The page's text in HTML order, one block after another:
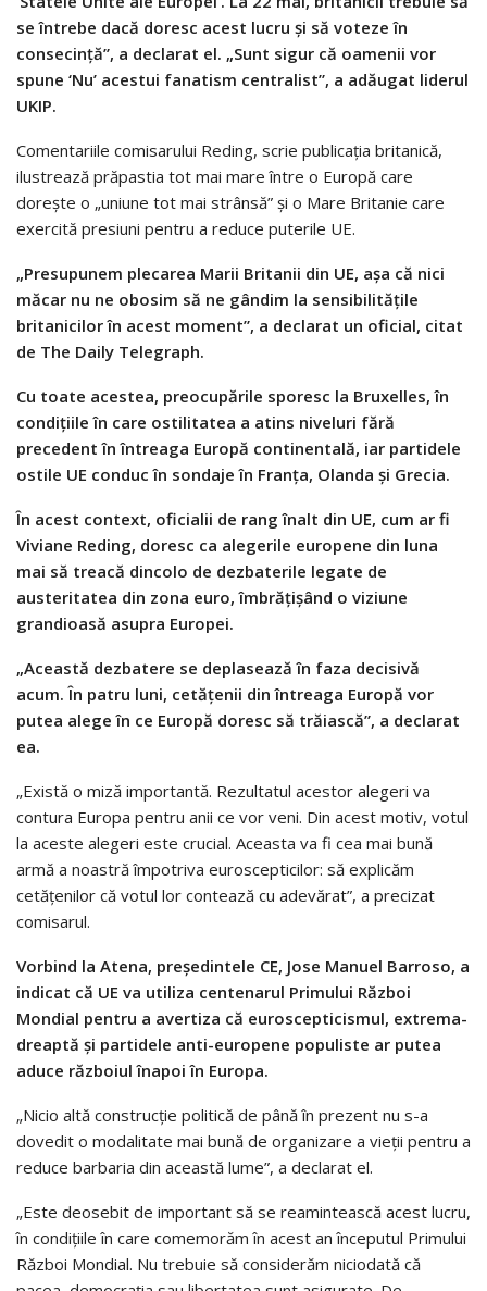
se întrebe dacă doresc acest lucru şi să voteze în
consecinţă”, a declarat el. „Sunt sigur că oamenii vor
spune ‘Nu’ acestui fanatism centralist”, a adăugat liderul
UKIP.
Comentariile comisarului Reding, scrie publicaţia britanică,
ilustrează prăpastia tot mai mare între o Europă care
doreşte o „uniune tot mai strânsă” şi o Mare Britanie care
exercită presiuni pentru a reduce puterile UE.
„Presupunem plecarea Marii Britanii din UE, aşa că nici
măcar nu ne obosim să ne gândim la sensibilităţile
britanicilor în acest moment”, a declarat un oficial, citat
de The Daily Telegraph.
Cu toate acestea, preocupările sporesc la Bruxelles, în
condiţiile în care ostilitatea a atins niveluri fără
precedent în întreaga Europă continentală, iar partidele
ostile UE conduc în sondaje în Franţa, Olanda şi Grecia.
În acest context, oficialii de rang înalt din UE, cum ar fi
Viviane Reding, doresc ca alegerile europene din luna
mai să treacă dincolo de dezbaterile legate de
austeritatea din zona euro, îmbrăţişând o viziune
grandioasă asupra Europei.
„Această dezbatere se deplasează în faza decisivă
acum. În patru luni, cetăţenii din întreaga Europă vor
putea alege în ce Europă doresc să trăiască”, a declarat
ea.
„Există o miză importantă. Rezultatul acestor alegeri va
contura Europa pentru anii ce vor veni. Din acest motiv, votul
la aceste alegeri este crucial. Aceasta va fi cea mai bună
armă a noastră împotriva euroscepticilor: să explicăm
cetăţenilor că votul lor contează cu adevărat”, a precizat
comisarul.
Vorbind la Atena, preşedintele CE, Jose Manuel Barroso, a
indicat că UE va utiliza centenarul Primului Război
Mondial pentru a avertiza că euroscepticismul, extrema-
dreaptă şi partidele anti-europene populiste ar putea
aduce războiul înapoi în Europa.
„Nicio altă construcţie politică de până în prezent nu s-a
dovedit o modalitate mai bună de organizare a vieţii pentru a
reduce barbaria din această lume”, a declarat el.
„Este deosebit de important să se reamintească acest lucru,
în condiţiile în care comemorăm în acest an începutul Primului
Război Mondial. Nu trebuie să considerăm niciodată că